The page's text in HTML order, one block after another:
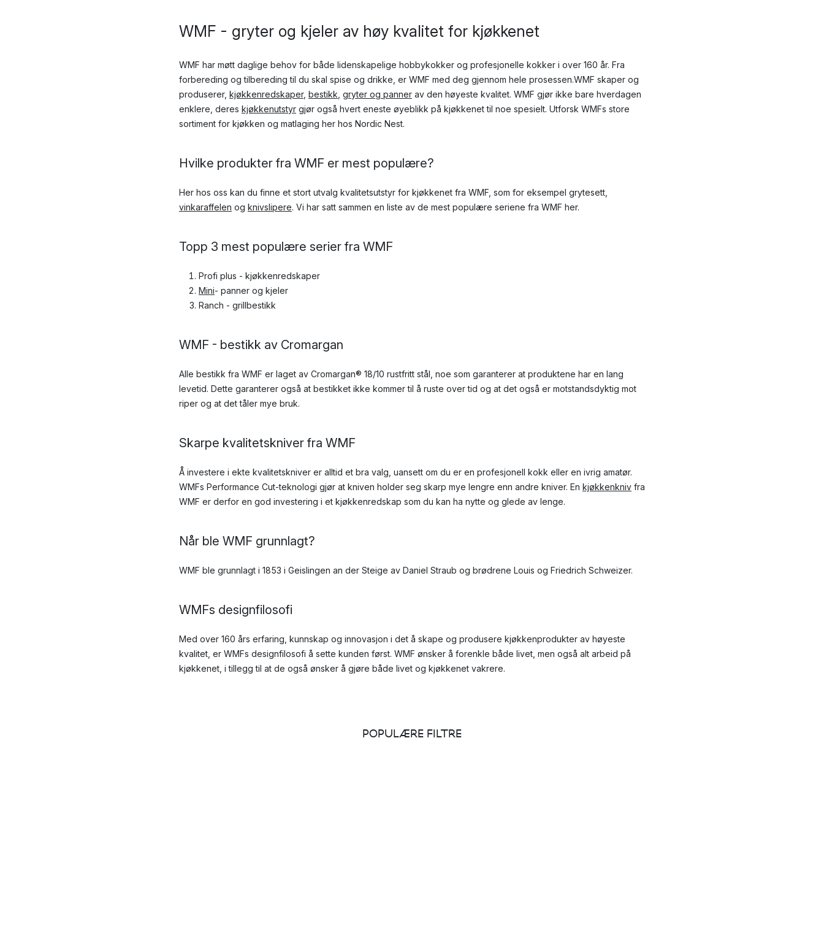
WMF - gryter og kjeler av høy kvalitet for kjøkkenet
WMF har møtt daglige behov for både lidenskapelige hobbykokker og profesjonelle kokker i over 160 år. Fra
forbereding og tilbereding til du skal spise og drikke, er WMF med deg gjennom hele prosessen.WMF skaper og
produserer, kjøkkenredskaper, bestikk gryter og panner av den høyeste kvalitet. WMF gjør ikke bare hverdagen
enklere, deres kjøkkenutstyr gjør også hvert eneste øyeblikk på kjøkkenet til noe spesielt. Utforsk WMFs store
sortiment for kjøkken og matlaging her hos Nordic Nest.
Hvilke produkter fra WMF er mest populære?
Her hos oss kan du finne et stort utvalg kvalitetsutstyr for kjøkkenet fra WMF, som for eksempel grytesett,
vinkaraffelen og knivslipere. Vi har satt sammen en liste av de mest populære seriene fra WMF her.
Topp 3 mest populære serier fra WMF
Profi plus - kjøkkenredskaper
Mini- panner og kjeler
Ranch - grillbestikk
WMF - bestikk av Cromargan
Alle bestikk fra WMF er laget av Cromargan® 18/10 rustfritt stål, noe som garanterer at produktene har en lang
levetid. Dette garanterer også at bestikket ikke kommer til å ruste over tid og at det også er motstandsdyktig mot
riper og at det tåler mye bruk.
Skarpe kvalitetskniver fra WMF
Å investere i ekte kvalitetskniver er alltid et bra valg, uansett om du er en profesjonell kokk eller en ivrig amatør.
WMFs Performance Cut-teknologi gjør at kniven holder seg skarp mye lengre enn andre kniver. En kjøkkenkniv fra
WMF er derfor en god investering i et kjøkkenredskap som du kan ha nytte og glede av lenge.
Når ble WMF grunnlagt?
WMF ble grunnlagt i 1853 i Geislingen an der Steige av Daniel Straub og brødrene Louis og Friedrich Schweizer.
WMFs designfilosofi
Med over 160 års erfaring, kunnskap og innovasjon i det å skape og produsere kjøkkenprodukter av høyeste
kvalitet, er WMFs designfilosofi å sette kunden først. WMF ønsker å forenkle både livet, men også alt arbeid på
kjøkkenet, i tillegg til at de også ønsker å gjøre både livet og kjøkkenet vakrere.
POPULÆRE FILTRE